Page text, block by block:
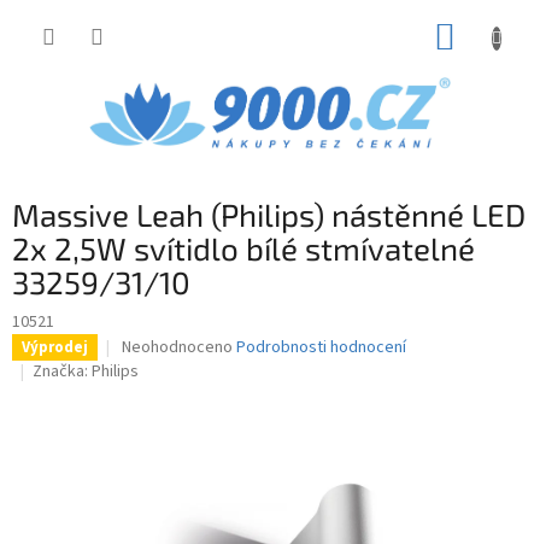
Massive Leah (Philips) nástěnné LED
2x 2,5W svítidlo bílé stmívatelné
33259/31/10
10521
Výprodej
Průměrné
hodnocení
Neohodnoceno Podrobnosti hodnocení
Značka: Philips